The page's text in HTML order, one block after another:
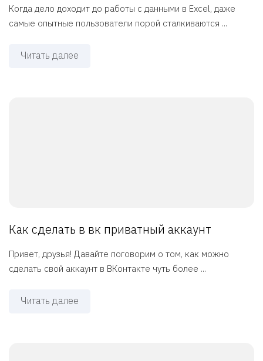
Когда дело доходит до работы с данными в Excel, даже
самые опытные пользователи порой сталкиваются ...
Читать далее
Как сделать в вк приватный аккаунт
Привет, друзья! Давайте поговорим о том, как можно
сделать свой аккаунт в ВКонтакте чуть более ...
Читать далее